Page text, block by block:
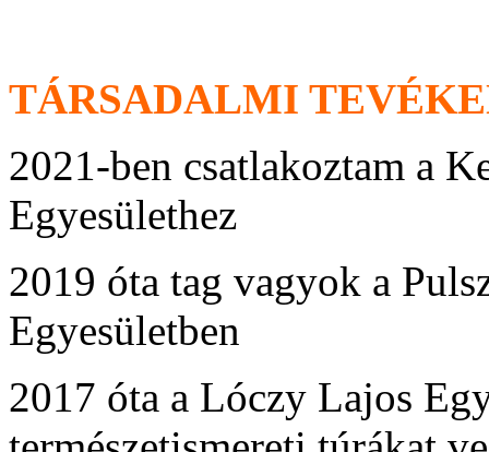
TÁRSADALMI
2021-ben csatlakoztam a
Egyesülethez
2019 óta tag vagyok a
Egyesületben
2017 óta a Lóczy Lajos